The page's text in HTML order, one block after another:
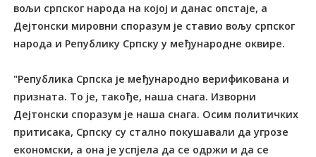
вољи српског народа на којој и данас опстаје, а
Дејтонски мировни споразум је ставио вољу српског
народа и Републику Српску у међународне оквире.
"Република Српска је међународно верификована и
призната. То је, такође, наша снага. Изворни
Дејтонски споразум је наша снага. Осим политичких
притисака, Српску су стално покушавали да угрозе
економски, а она је успјела да се одржи и да се